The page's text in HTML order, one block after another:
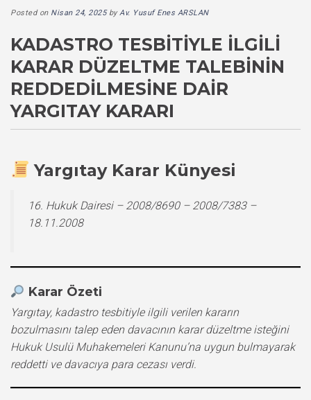
Posted on Nisan 24, 2025byAv. Yusuf Enes ARSLAN
KADASTRO TESBITIYLE İLGILI
KARAR DÜZELTME TALEBININ
REDDEDILMESINE DAIR
YARGITAY KARARI
Yargıtay Karar Künyesi
16. Hukuk Dairesi – 2008/8690 – 2008/7383 –
18.11.2008
Karar Özeti
Yargıtay, kadastro tesbitiyle ilgili verilen kararın
bozulmasını talep eden davacının karar düzeltme isteğini
Hukuk Usulü Muhakemeleri Kanunu’na uygun bulmayarak
reddetti ve davacıya para cezası verdi.